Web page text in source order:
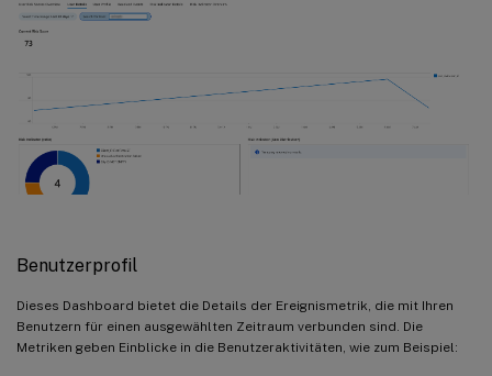
Benutzerprofil
Dieses Dashboard bietet die Details der Ereignismetrik, die mit Ihren
Benutzern für einen ausgewählten Zeitraum verbunden sind. Die
Metriken geben Einblicke in die Benutzeraktivitäten, wie zum Beispiel: